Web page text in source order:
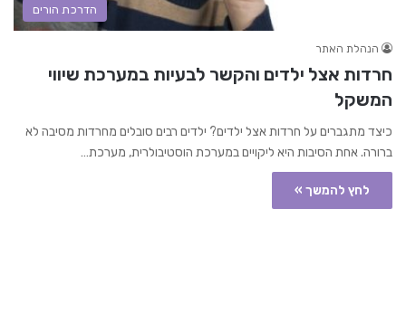
הדרכת הורים
הנהלת האתר
חרדות אצל ילדים והקשר לבעיות במערכת שיווי
המשקל
כיצד מתגברים על חרדות אצל ילדים? ילדים רבים סובלים מחרדות מסיבה לא
ברורה. אחת הסיבות היא ליקויים במערכת הוסטיבולרית, מערכת…
לחץ להמשך »